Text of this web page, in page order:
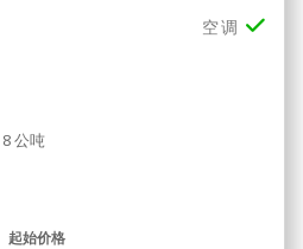
空调
8 公吨
起始价格